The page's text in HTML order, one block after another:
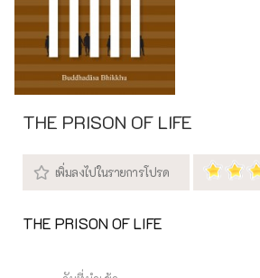
THE PRISON OF LIFE
THE PRISON OF LIFE